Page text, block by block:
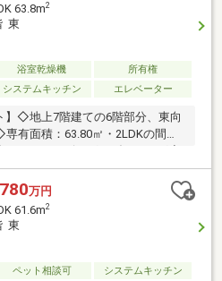
ォーム内容】・フローリング上
ステムキッチン新調・ユニット
63.8m2
東
浴室乾燥機
所有権
システムキッチン エレベーター
】◇地上7階建ての6階部分、東向
有面積：63.80㎡・2LDKの間取
による制限あり)●フルリノベーシ
年9月)・キッチン場所の移設、交
設・浴室交換 ・洗面台交換 ・
ロス貼替 ・全面フローリング貼
ゼット交換 ・建具交換
万円
61.6m2
東
ペット相談可
システムキッチン